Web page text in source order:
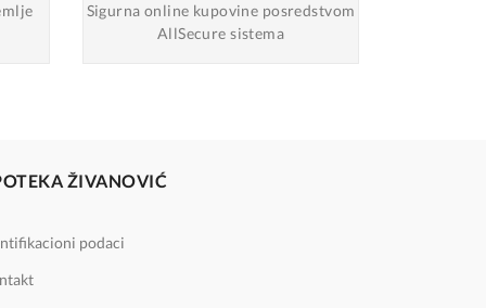
Sigurna online kupovine posredstvom
AllSecure sistema
ŽIVANOVIĆ
podaci